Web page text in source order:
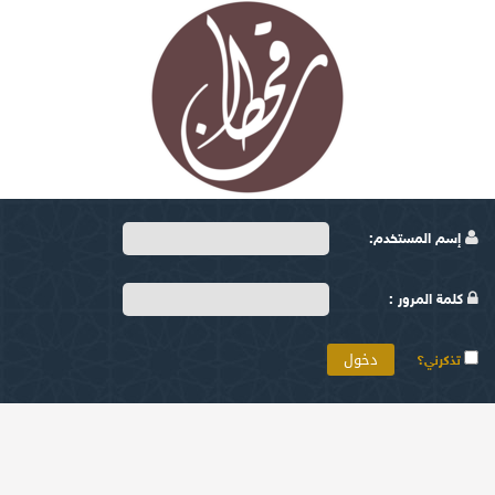
إسم المستخدم:
كلمة المرور :
تذكرني؟